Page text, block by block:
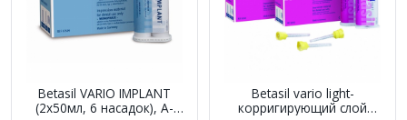
Betasil VARIO IMPLANT
(2х50мл, 6 насадок), А-
Betasil vario light-
корригирующий слой